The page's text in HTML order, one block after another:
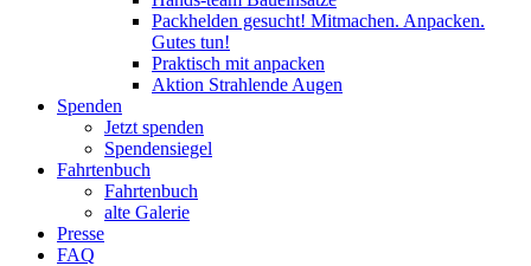
Packhelden gesucht! Mitmachen. Anpacken.
Gutes tun!
Praktisch mit anpacken
Aktion Strahlende Augen
Spenden
Jetzt spenden
Spendensiegel
Fahrtenbuch
Fahrtenbuch
alte Galerie
Presse
FAQ